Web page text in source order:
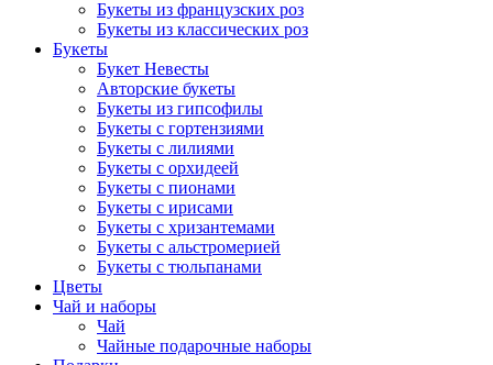
Букеты из французских роз
Букеты из классических роз
Букеты
Букет Невесты
Авторские букеты
Букеты из гипсофилы
Букеты с гортензиями
Букеты с лилиями
Букеты с орхидеей
Букеты с пионами
Букеты с ирисами
Букеты с хризантемами
Букеты с альстромерией
Букеты с тюльпанами
Цветы
Чай и наборы
Чай
Чайные подарочные наборы